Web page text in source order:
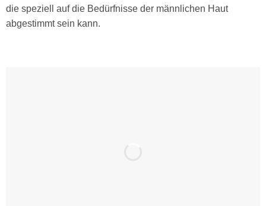
die speziell auf die Bedürfnisse der männlichen Haut
abgestimmt sein kann.